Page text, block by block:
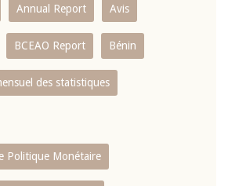
Annual Report Avis
BCEAO Report Bénin
des statistiques
Politique Monétaire